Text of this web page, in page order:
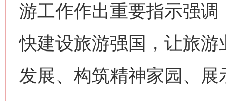
游工作作出重要指示强
快建设旅游强国，让旅
发展、构筑精神家园、